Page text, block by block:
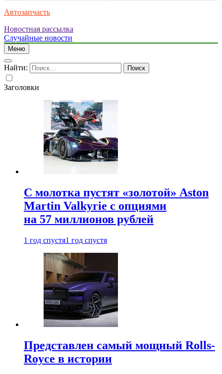
Автозапчасть
Новостная рассылка
Случайные новости
Меню
Найти:
Заголовки
С молотка пустят «золотой» Aston
Martin Valkyrie с опциями
на 57 миллионов рублей
1 год спустя1 год спустя
Представлен самый мощный Rolls-
Royce в истории